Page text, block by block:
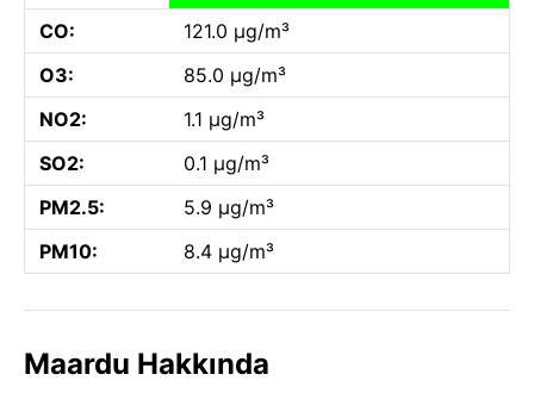
CO:
121.0 µg/m³
O3:
85.0 µg/m³
NO2:
1.1 µg/m³
SO2:
0.1 µg/m³
PM2.5:
5.9 µg/m³
PM10:
8.4 µg/m³
Maardu Hakkında